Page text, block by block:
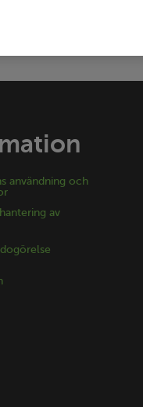
användning och
av